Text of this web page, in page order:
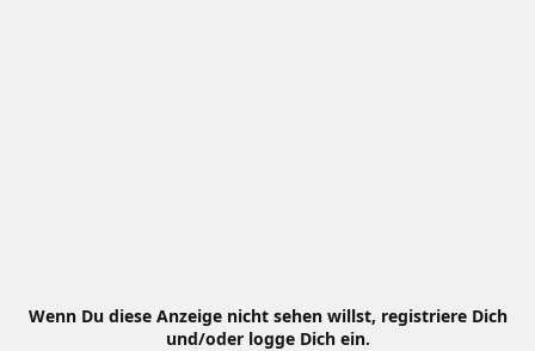
Wenn Du diese Anzeige nicht sehen willst, registriere Dich
und/oder logge Dich ein.